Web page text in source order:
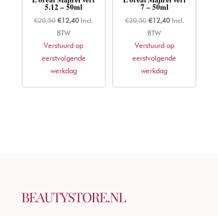
5.12 – 50ml
€20,50 Oorspronkelijke
prijs
was:
€20,50.
€12,40Huidige
is:
€12,40.
Incl.
BTW
Verstuurd op
eerstvolgende
werkdag
7 – 50ml
€20,50 Oorspronkelijke
prijs
was:
€20,50.
€12,40Huidige
is:
€12,40.
Incl.
BTW
Verstuurd op
eerstvolgende
werkdag